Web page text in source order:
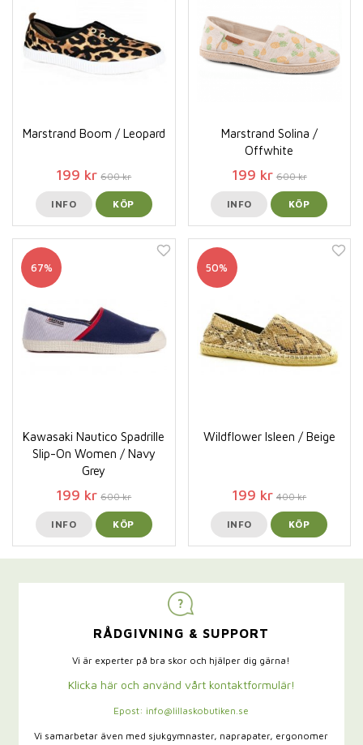
Marstrand Boom / Leopard
199 kr 600 kr
INFO KÖP
Marstrand Solina /
Offwhite
199 kr 600 kr
INFO KÖP
67%
Kawasaki Nautico Spadrille
Slip-On Women / Navy
Grey
199 kr 600 kr
INFO KÖP
50%
Wildflower Isleen / Beige
199 kr 400 kr
INFO KÖP
RÅDGIVNING & SUPPORT
Vi är experter på bra skor och hjälper dig gärna!
Klicka här och använd vårt kontaktformulär!
Epost: info@lillaskobutiken.se
Vi samarbetar även med sjukgymnaster, naprapater, ergonomer